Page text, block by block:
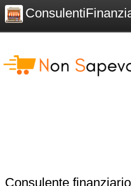
Consulente finanziario